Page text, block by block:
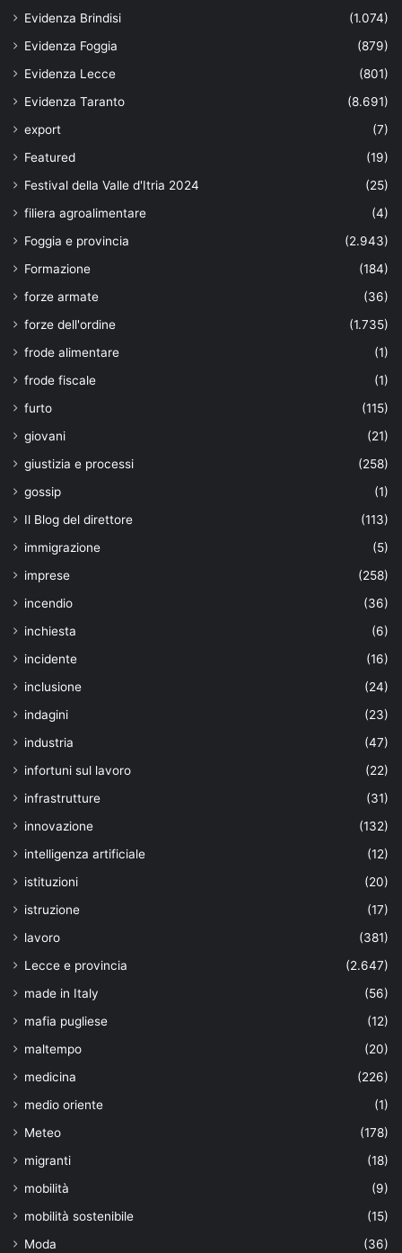
Evidenza Brindisi
(1.074)
Evidenza Foggia
(879)
Evidenza Lecce
(801)
Evidenza Taranto
(8.691)
export
(7)
Featured
(19)
Festival della Valle d'Itria 2024
(25)
filiera agroalimentare
(4)
Foggia e provincia
(2.943)
Formazione
(184)
forze armate
(36)
forze dell'ordine
(1.735)
frode alimentare
(1)
frode fiscale
(1)
furto
(115)
giovani
(21)
giustizia e processi
(258)
gossip
(1)
Il Blog del direttore
(113)
immigrazione
(5)
imprese
(258)
incendio
(36)
inchiesta
(6)
incidente
(16)
inclusione
(24)
indagini
(23)
industria
(47)
infortuni sul lavoro
(22)
infrastrutture
(31)
innovazione
(132)
intelligenza artificiale
(12)
istituzioni
(20)
istruzione
(17)
lavoro
(381)
Lecce e provincia
(2.647)
made in Italy
(56)
mafia pugliese
(12)
maltempo
(20)
medicina
(226)
medio oriente
(1)
Meteo
(178)
migranti
(18)
mobilità
(9)
mobilità sostenibile
(15)
Moda
(36)